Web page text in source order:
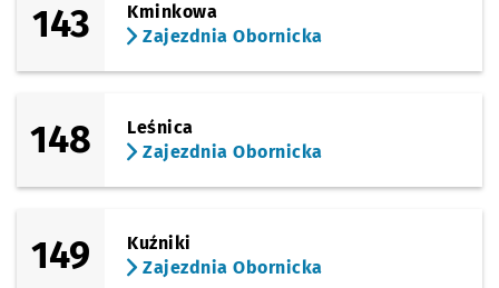
143
Kminkowa
Zajezdnia Obornicka
148
Leśnica
Zajezdnia Obornicka
149
Kuźniki
Zajezdnia Obornicka